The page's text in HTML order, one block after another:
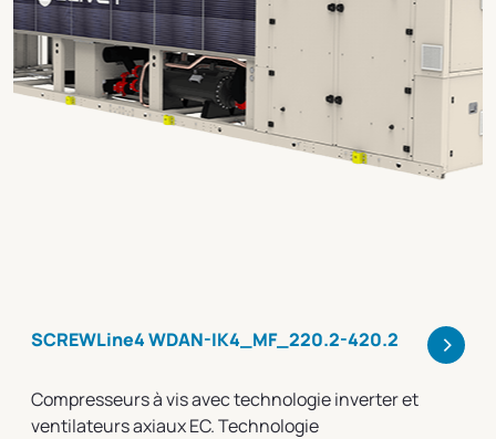
SCREWLine4 WDAN-IK4_MF_220.2-420.2 >
Compresseurs à vis avec technologie inverter et
ventilateurs axiaux EC. Technologie